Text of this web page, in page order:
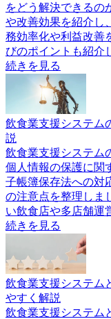
をどう解決できるの
や改善効果を紹介し
務効率化や利益改善
びのポイントも紹介
続きを見る
飲食業支援システム
説
飲食業支援システム
個人情報の保護に関
子帳簿保存法への対
の注意点を整理しま
い飲食店や多店舗運
続きを見る
飲食業支援システム
やすく解説
飲食業支援システム